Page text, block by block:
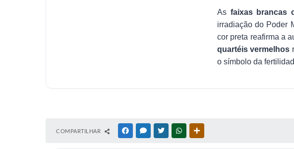
As faixas brancas
irradiação do Poder
cor preta reafirma a
quartéis vermelhos
o símbolo da
COMPARTILHAR FACEBOOKMESSENGER
TWITTERWHATSAPP